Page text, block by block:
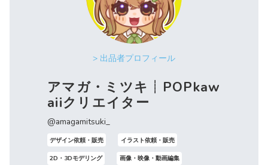
> 出品者プロフィール
アマガ・ミツキ┊︎POPkaw
aiiクリエイター
@amagamitsuki_
デザイン依頼・販売 イラスト依頼・販売
2D・3Dモデリング 画像・映像・動画編集